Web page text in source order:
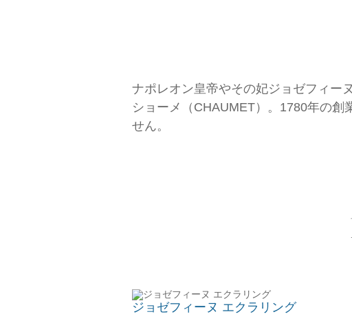
ナポレオン皇帝やその妃ジョゼフィー
ショーメ（CHAUMET）。1780年の創
せん。
ジョゼフィーヌ エクラリング